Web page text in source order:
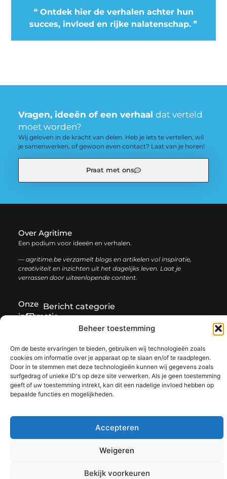
Beheer toestemming
Om de beste ervaringen te bieden, gebruiken wij technologieën zoals
cookies om informatie over je apparaat op te slaan en/of te raadplegen.
Door in te stemmen met deze technologieën kunnen wij gegevens zoals
surfgedrag of unieke ID's op deze site verwerken. Als je geen toestemming
geeft of uw toestemming intrekt, kan dit een nadelige invloed hebben op
bepaalde functies en mogelijkheden.
Accepteren
Weigeren
Bekijk voorkeuren
❝ Ontdek hier de verhalen achter hun
succes, invloed en rijke nalatenschap. ❞
Vragen, ideeën of een verhaal dat verteld
moet worden?
Wij geloven in de kracht van delen. Heb je iets te vertellen, wil
je samenwerken, of gewoon even contact? Laat van je horen!
Praat met ons
Over Agritime
Een podium voor ideeën en verhalen.
— agritime.be verzamelt blogs en artikelen vol inspiratie,
creativiteit en inzichten uit het dagelijks leven. Laat je
verrassen door uiteenlopende content.
Onze
informatie
Bericht categorie
@2025 www.agritime.be. All Right Reserved.​